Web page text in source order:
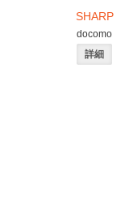
SHARP
docomo